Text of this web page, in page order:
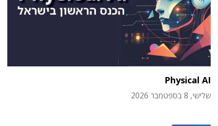
Physical AI
שלישי, 8 בספטמבר 2026